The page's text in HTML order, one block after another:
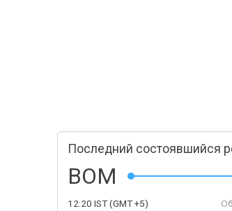
Последний состоявшийся
BOM
12:20 IST(GMT +5)